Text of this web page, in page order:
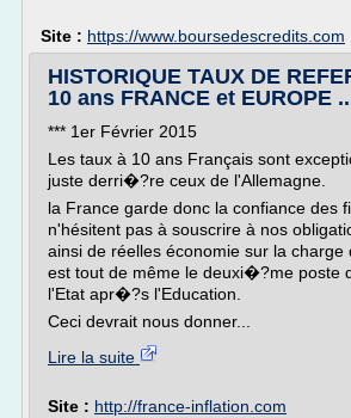
Site : https://www.boursedescredits.com
HISTORIQUE TAUX DE
10 ans FRANCE et EUROPE
*** 1er Février 2015
Les taux à 10 ans Français sont
juste derri�?re ceux de l'Allemagne.
la France garde donc la confiance des
n'hésitent pas à souscrire à nos
ainsi de réelles économie sur la charge
est tout de même le deuxi�?me poste
l'Etat apr�?s l'Education.
Ceci devrait nous donner...
Lire la suite
Site : http://france-inflation.com